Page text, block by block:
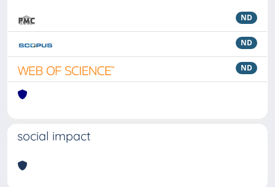
ND
ND
ND
social impact